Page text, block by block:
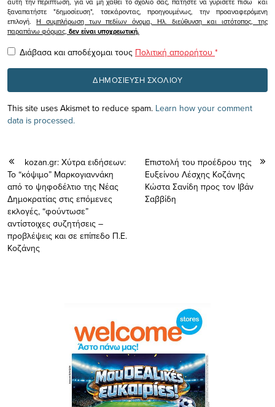
ξαναπατήστε "δημοσίευση", τσεκάροντας, προηγουμένως, την προαναφερόμενη
επιλογή.Η συμπλήρωση των πεδίων όνομα, Ηλ. διεύθυνση και ιστότοπος, της
παραπάνω φόρμας, δεν είναι υποχρεωτική.
Διάβασα και αποδέχομαι τους Πολιτική απορρήτου *
This site uses Akismet to reduce spam. Learn how your comment
data is processed.
kozan.gr: Χύτρα ειδήσεων:
Το “κόψιμο” Μαρκογιαννάκη
από το ψηφοδέλτιο της Νέας
Δημοκρατίας στις επόμενες
εκλογές, “φούντωσε”
αντίστοιχες συζητήσεις –
προβλέψεις και σε επίπεδο Π.Ε.
Κοζάνης
Επιστολή του προέδρου της
Ευξείνου Λέσχης Κοζάνης
Κώστα Σανίδη προς τον Ιβάν
Σαββίδη